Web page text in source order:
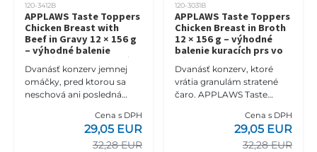
120-3412B
APPLAWS Taste Toppers
Chicken Breast with
Beef in Gravy 12 × 156 g
– výhodné balenie
kuracích prs s hovädzím
mäsom v omácke pre
psy
Dvanásť konzerv jemnej
omáčky, pred ktorou sa
neschová ani posledná
Toppers Chicken Breast
with Beef in Gravy 12 × 156 g
Cena s DPH
32,28 EUR
29,05 EUR
120-3031B
APPLAWS Taste Toppers
Chicken Breast in Broth
12 × 156 g – výhodné
balenie kuracích prs vo
vývare pre psy
Dvanásť konzerv, ktoré
vrátia granulám stratené
čaro. APPLAWS Taste
Broth 12 × 156 g prináša do
zásoby šťavnaté kuracie prs
Cena s DPH
32,28 EUR
29,05 EUR